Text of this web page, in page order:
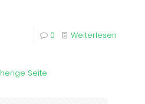
0 Weiterlesen
Seite